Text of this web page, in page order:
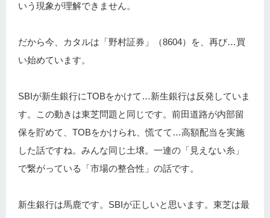
いう現象が理解できません。
だから今、カタルは「野村証券」（8604）を、再び…買
い始めています。
SBIが新生銀行にTOBをかけて…新生銀行は反発していま
す。この動きは東芝問題と同じです。前田道路が内部留
保を貯めて、TOBをかけられ、慌てて…高額配当を実施
した話ですね。みんな同じ土壌。一連の「見えない糸」
で繋がっている「市場の整合性」の話です。
新生銀行は馬鹿です。SBIが正しいと思います。東芝は最